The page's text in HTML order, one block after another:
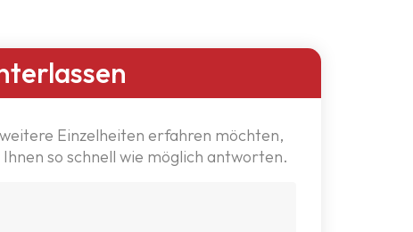
Einzelheiten erfahren möchten,
so schnell wie möglich antworten.